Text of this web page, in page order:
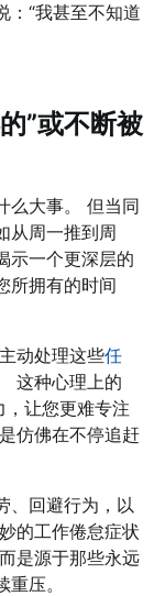
：“我甚至不知道
”或不断被
么大事。 但当同
从周一推到周
示一个更深层的
所拥有的时间
动处理这些任
这种心理上的
，让您更难专注
仿佛在不停追赶
、回避行为，以
的工作倦怠症状
是源于那些永远
压。